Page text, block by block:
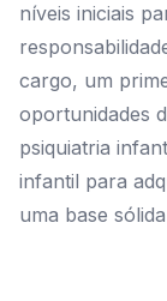
níveis iniciais
cargo, um
oportunidades
psiquiatria
infantil para
uma base